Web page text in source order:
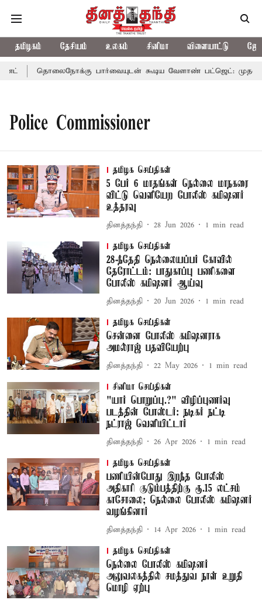
தமிழகம் தேசியம் உலகம் சினிமா விளையாட்டு
தொலைநோக்கு பார்வையுடன் கூடிய வேளாண் பட்ஜெட்: முதல்-
Police Commissioner
தமிழக செய்திகள்
5 பேர் 6 மாதங்கள் நெல்லை மாநகரை
விட்டு வெளியேற போலீஸ் கமிஷனர்
உத்தரவு
தினத்தந்தி 28 Jun 2026 1 min read
தமிழக செய்திகள்
28-ந்தேதி நெல்லையப்பர் கோவில்
தேரோட்டம்: பாதுகாப்பு பணிகளை
போலீஸ் கமிஷனர் ஆய்வு
தினத்தந்தி 20 Jun 2026 1 min read
தமிழக செய்திகள்
சென்னை போலீஸ் கமிஷனராக
அமல்ராஜ் பதவியேற்பு
தினத்தந்தி 22 May 2026 1 min read
சினிமா செய்திகள்
"யார் பொறுப்பு.?" விழிப்புணர்வு
படத்தின் போஸ்டர்: நடிகர் நட்டி
நட்ராஜ் வெளியிட்டார்
தினத்தந்தி 26 Apr 2026 1 min read
தமிழக செய்திகள்
பணியின்போது இறந்த போலீஸ்
அதிகாரி குடும்பத்திற்கு ரூ.15 லட்சம்
காசோலை; நெல்லை போலீஸ் கமிஷனர்
வழங்கினார்
தினத்தந்தி 14 Apr 2026 1 min read
தமிழக செய்திகள்
நெல்லை போலீஸ் கமிஷனர்
அலுவலகத்தில் சமத்துவ நாள் உறுதி
மொழி ஏற்பு